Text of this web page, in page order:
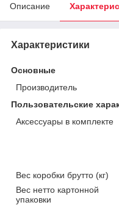
Описание
Характеристики
Основные
Производитель
Пользовательские
Аксессуары в комплекте
Вес коробки брутто (кг)
Вес нетто картонной
упаковки